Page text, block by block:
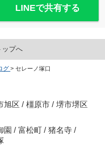
LINEで共有する
ップへ
グ > セレーノ塚口
旭区 / 橿原市 / 堺市堺区
園 / 富松町 / 猪名寺 /